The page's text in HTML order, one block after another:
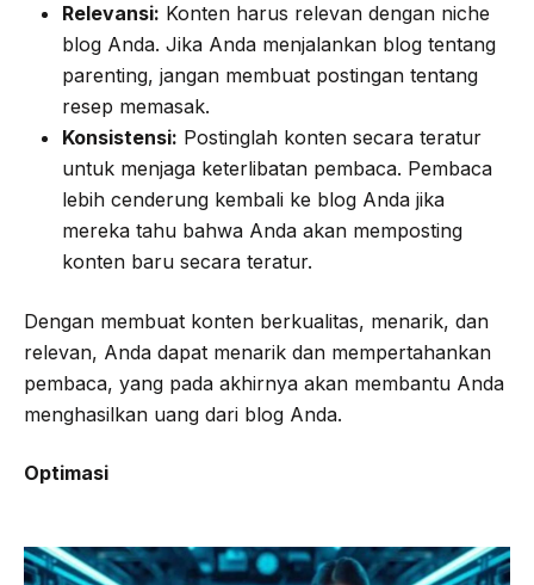
Relevansi: Konten harus relevan dengan niche
blog Anda. Jika Anda menjalankan blog tentang
parenting, jangan membuat postingan tentang
resep memasak.
Konsistensi: Postinglah konten secara teratur
untuk menjaga keterlibatan pembaca. Pembaca
lebih cenderung kembali ke blog Anda jika
mereka tahu bahwa Anda akan memposting
konten baru secara teratur.
Dengan membuat konten berkualitas, menarik, dan
relevan, Anda dapat menarik dan mempertahankan
pembaca, yang pada akhirnya akan membantu Anda
menghasilkan uang dari blog Anda.
Optimasi